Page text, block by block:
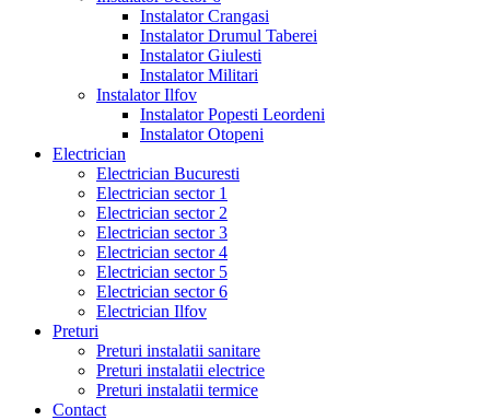
Instalator Crangasi
Instalator Drumul Taberei
Instalator Giulesti
Instalator Militari
Instalator Ilfov
Instalator Popesti Leordeni
Instalator Otopeni
Electrician
Electrician Bucuresti
Electrician sector 1
Electrician sector 2
Electrician sector 3
Electrician sector 4
Electrician sector 5
Electrician sector 6
Electrician Ilfov
Preturi
Preturi instalatii sanitare
Preturi instalatii electrice
Preturi instalatii termice
Contact